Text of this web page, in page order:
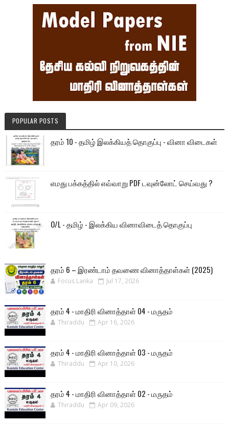
POPULAR POSTS
தரம் 10 - தமிழ் இலக்கியத் தொகுப்பு - வினா விடைகள்
எமது பக்கத்தில் எவ்வாறு PDF டவுன்லோட் செய்வது ?
O/L - தமிழ் - இலக்கிய வினாவிடைத் தொகுப்பு
தரம் 6 – இரண்டாம் தவணை வினாத்தாள்கள் (2025)
Focus Lanka Jul 17, 2026
தரம் 4 - மாதிரி வினாத்தாள் 04 - மருதம்
Thiraddu Apr 16, 2026
தரம் 4 - மாதிரி வினாத்தாள் 03 - மருதம்
Thiraddu Apr 10, 2026
தரம் 4 - மாதிரி வினாத்தாள் 02 - மருதம்
Thiraddu Apr 09, 2026